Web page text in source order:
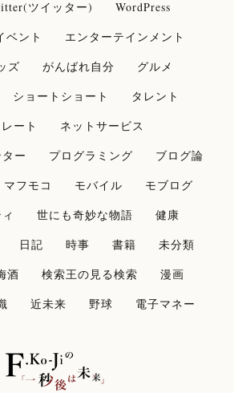
ツイッター)
WordPress
ベント
エンターテインメント
ズ
がんばれ自分
グルメ
ショートショート
タレント
ート
ネットサービス
ー
プログラミング
ブログ論
マフモコ モバイル
モブログ
世にも奇妙な物語
健康
日記 時事 書籍
未分類
酒 検索王の見る検索
漫画
近未来 野球 電子マネー